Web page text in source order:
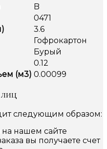
B
0471
3.6
Гофрокартон
Бурый
0.12
(м3) 0.00099
следующим образом:
нашем сайте
вы получаете счет